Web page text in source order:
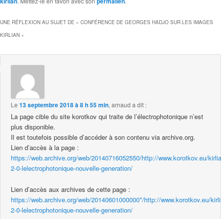
UNE RÉFLEXION AU SUJET DE « CONFÉRENCE DE GEORGES HADJO SUR LES IMAGES
KIRLIAN »
Le13 septembre 2018 à 8 h 55 min,arnaud a dit :
La page cible du site korotkov qui traite de l’électrophotonique n’est
plus disponible.
Il est toutefois possible d’accéder à son contenu via archive.org.
Lien d’accès à la page :
https://web.archive.org/web/20140716052550/http://www.korotkov.eu/
2-0-lelectrophotonique-nouvelle-generation/
Lien d’accès aux archives de cette page :
https://web.archive.org/web/20140601000000*/http://www.korotkov.eu/
2-0-lelectrophotonique-nouvelle-generation/